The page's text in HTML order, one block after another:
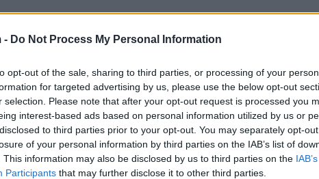
- Do Not Process My Personal Information
opt-out of the sale, sharing to third parties, or processing of your
for targeted advertising by us, please use the below opt-out
selection. Please note that after your opt-out request is processed you
interest-based ads based on personal information utilized by us or
to third parties prior to your opt-out. You may separately opt-
of your personal information by third parties on the IAB’s list of
This information may also be disclosed by us to third parties on the
Participants that may further disclose it to other third parties.